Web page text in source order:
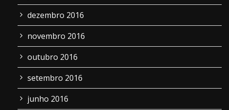
dezembro 2016
novembro 2016
outubro 2016
setembro 2016
junho 2016